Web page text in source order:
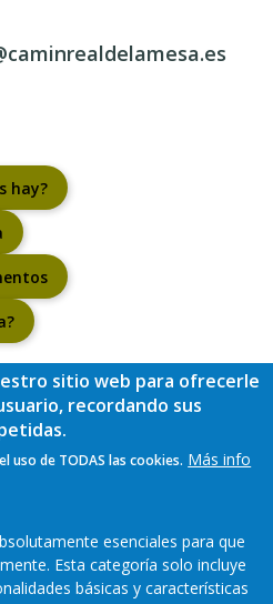
hay?
sitio web para ofrecerle
recordando sus
uso de TODAS las cookies. Más info
esenciales para que
Esta categoría solo incluye
básicas y características